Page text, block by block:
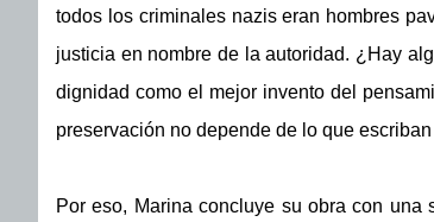
todos los criminales nazis eran hombres
justicia en nombre de la autoridad. ¿Hay
dignidad como el mejor invento del
preservación no depende de lo que
Por eso, Marina concluye su obra con